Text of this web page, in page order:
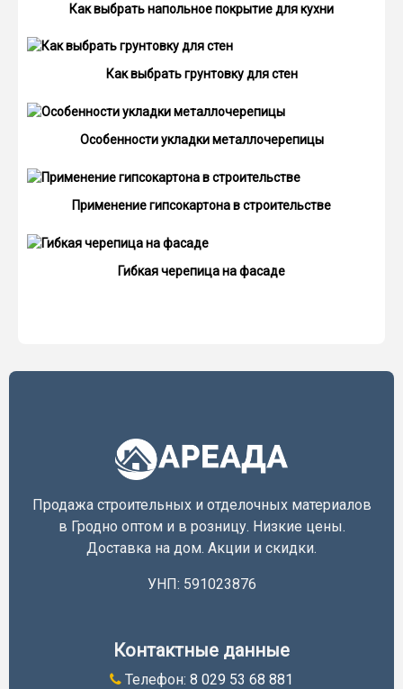
Как выбрать напольное покрытие для кухни
Как выбрать грунтовку для стен
Особенности укладки металлочерепицы
Применение гипсокартона в строительстве
Гибкая черепица на фасаде
Продажа строительных и отделочных материалов
в Гродно оптом и в розницу. Низкие цены.
Доставка на дом. Акции и скидки.
УНП: 591023876
Контактные данные
Телефон: 8 029 53 68 881